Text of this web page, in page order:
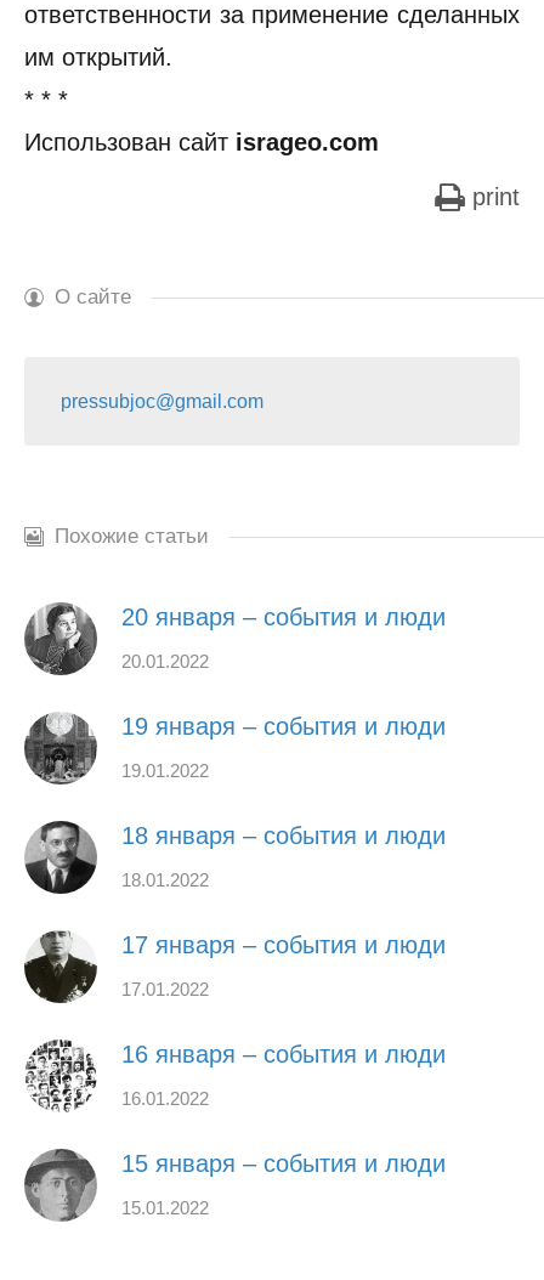
ответственности за применение сделанных
им открытий.
* * *
Использован сайт isrageo.com
print
О сайте
pressubjoc@gmail.com
Похожие статьи
20 января – события и люди
20.01.2022
19 января – события и люди
19.01.2022
18 января – события и люди
18.01.2022
17 января – события и люди
17.01.2022
16 января – события и люди
16.01.2022
15 января – события и люди
15.01.2022